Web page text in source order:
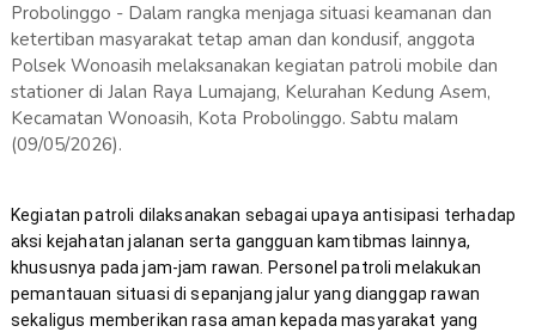
Probolinggo - Dalam rangka menjaga situasi keamanan dan
ketertiban masyarakat tetap aman dan kondusif, anggota
Polsek Wonoasih melaksanakan kegiatan patroli mobile dan
stationer di Jalan Raya Lumajang, Kelurahan Kedung Asem,
Kecamatan Wonoasih, Kota Probolinggo. Sabtu malam
(09/05/2026).
Kegiatan patroli dilaksanakan sebagai upaya antisipasi terhadap
aksi kejahatan jalanan serta gangguan kamtibmas lainnya,
khususnya pada jam-jam rawan. Personel patroli melakukan
pemantauan situasi di sepanjang jalur yang dianggap rawan
sekaligus memberikan rasa aman kepada masyarakat yang